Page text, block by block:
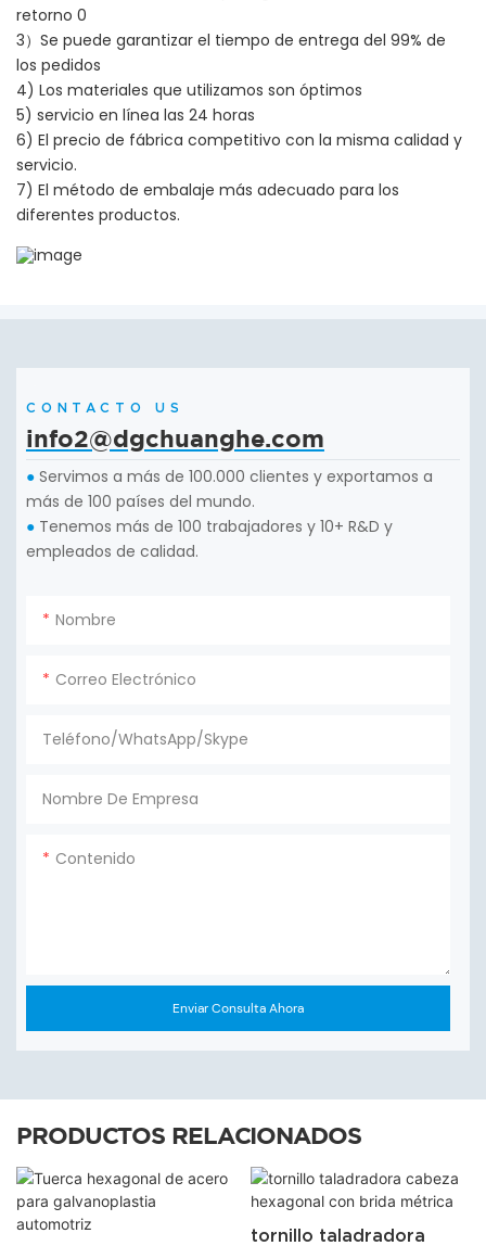
retorno 0
3）Se puede garantizar el tiempo de entrega del 99% de
los pedidos
4) Los materiales que utilizamos son óptimos
5) servicio en línea las 24 horas
6) El precio de fábrica competitivo con la misma calidad y
servicio.
7) El método de embalaje más adecuado para los
diferentes productos.
CONTACTO US
info2@dgchuanghe.com
● Servimos a más de 100.000 clientes y exportamos a
más de 100 países del mundo.
● Tenemos más de 100 trabajadores y 10+ R&D y
empleados de calidad.
Nombre
Correo Electrónico
Teléfono/WhatsApp/Skype
Nombre De Empresa
Contenido
Enviar Consulta Ahora
PRODUCTOS RELACIONADOS
tornillo taladradora